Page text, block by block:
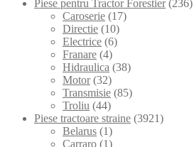
Piese pentru Tractor Forestier (236)
Caroserie (17)
Directie (10)
Electrice (6)
Franare (4)
Hidraulica (38)
Motor (32)
Transmisie (85)
Troliu (44)
Piese tractoare straine (3921)
Belarus (1)
Carraro (1)